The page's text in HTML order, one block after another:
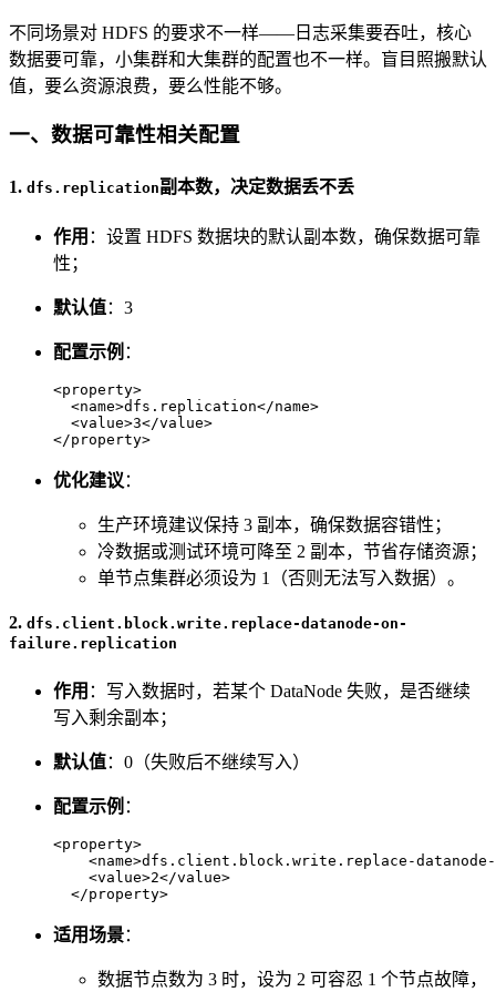
不同场景对 HDFS 的要求不一样——日志采集要吞吐，核心
数据要可靠，小集群和大集群的配置也不一样。盲目照搬默认
值，要么资源浪费，要么性能不够。
一、数据可靠性相关配置
1. dfs.replication副本数，决定数据丢不丢
作用 ：设置 HDFS 数据块的默认副本数，确保数据可靠
性；
默认值：3
配置示例 ：
<property>
<name>dfs.replication</name>
<value>3</value>
</property>
优化建议 ：
生产环境建议保持 3 副本，确保数据容错性；
冷数据或测试环境可降至 2 副本，节省存储资源；
单节点集群必须设为 1（否则无法写入数据）。
2. dfs.client.block.write.replace-datanode-on-
failure.replication
作用 ：写入数据时，若某个 DataNode 失败，是否继续
写入剩余副本；
默认值：0（失败后不继续写入）
配置示例 ：
<property>
<name>dfs.client.block.write.replace-
<value>2</value>
</property>
适用场景：
数据节点数为 3 时，设为 2 可容忍 1 个节点故障，